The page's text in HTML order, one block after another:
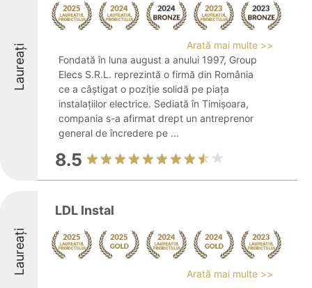
Laureați
Arată mai multe >>
Fondată în luna august a anului 1997, Group
Elecs S.R.L. reprezintă o firmă din România
ce a câștigat o poziție solidă pe piața
instalațiilor electrice. Sediată în Timișoara,
compania s-a afirmat drept un antreprenor
general de încredere pe ...
8.5
Laureați
LDL Instal
Arată mai multe >>